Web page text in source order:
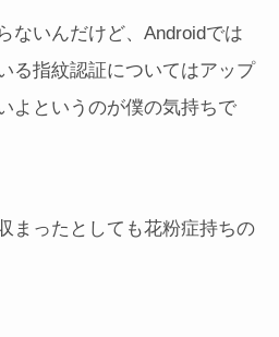
ないんだけど、Androidでは
る指紋認証についてはアップ
よというのが僕の気持ちで
まったとしても花粉症持ちの